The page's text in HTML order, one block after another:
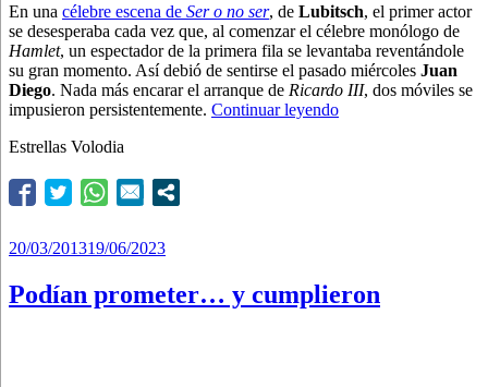
En una célebre escena de Ser o no ser, de Lubitsch, el primer actor
se desesperaba cada vez que, al comenzar el célebre monólogo de
Hamlet, un espectador de la primera fila se levantaba reventándole
su gran momento. Así debió de sentirse el pasado miércoles Juan
Diego. Nada más encarar el arranque de Ricardo III, dos móviles se
impusieron persistentemente. Continuar leyendo“¡Su
Estrellas Volodia
Publicado
20/03/201319/06/2023
Podían prometer… y cumplieron